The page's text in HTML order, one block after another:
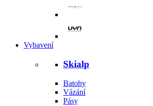
Vybavení
Skialp
Batohy
Vázání
Pásy